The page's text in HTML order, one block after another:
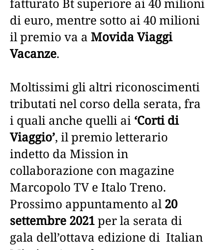
di euro, mentre sotto ai 40 milioni
il premio va a Movida Viaggi
Vacanze.
Moltissimi gli altri riconoscimenti
tributati nel corso della serata, fra
i quali anche quelli ai ‘Corti di
Viaggio’, il premio letterario
indetto da Mission in
collaborazione con magazine
Marcopolo TV e Italo Treno.
Prossimo appuntamento al20
settembre 2021per la serata di
gala dell’ottava edizione di Italian